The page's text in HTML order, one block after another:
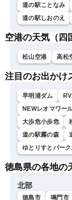
道の駅ことなみ
道の駅しおのえ
空港の天気（四
松山空港 高松
注目のお出かけ
早明浦ダム
NEWレオマワー
大歩危小歩危
道の駅霧の森
ゆとりすとパーク
徳島県の各地の
北部
徳島市 鳴門市